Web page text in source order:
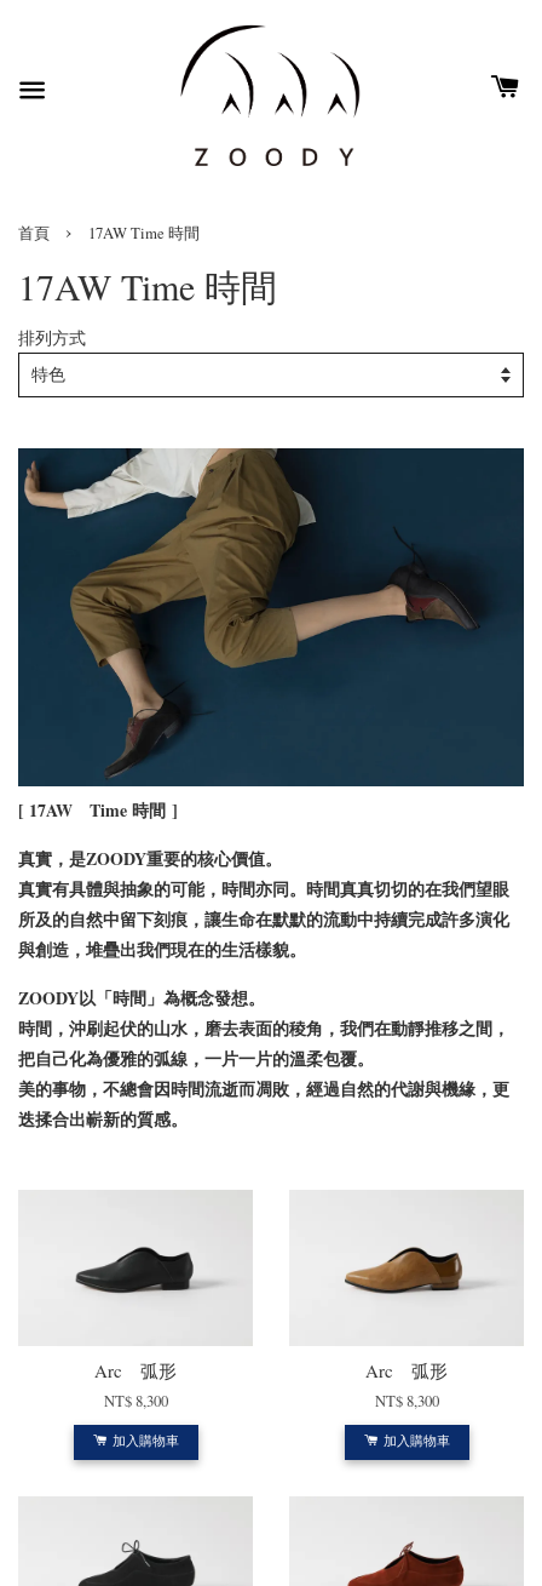
首頁 › 17AW Time 時間
17AW Time 時間
排列方式
[ 17AW Time時間 ]
真實，是ZOODY重要的核心價值。
真實有具體與抽象的可能，時間亦同。時間真真切切的在我們望眼
所及的自然中留下刻痕，讓生命在默默的流動中持續完成許多演化
與創造，堆疊出我們現在的生活樣貌。
ZOODY以「時間」為概念發想。
時間，沖刷起伏的山水，磨去表面的稜角，我們在動靜推移之間，
把自己化為優雅的弧線，一片一片的溫柔包覆。
美的事物，不總會因時間流逝而凋敗，經過自然的代謝與機緣，更
迭揉合出嶄新的質感。
Arc 弧形
NT$ 8,300
加入購物車
Arc 弧形
NT$ 8,300
加入購物車